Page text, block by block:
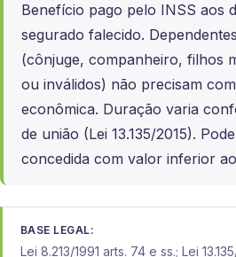
Benefício pago pelo INSS aos
segurado falecido.
(cônjuge, companheiro, filhos
ou inválidos) não precisam
econômica. Duração varia
de união (Lei 13.135/2015).
concedida com valor inferior
BASE LEGAL:
Lei 8.213/1991 arts. 74 e ss.; Lei